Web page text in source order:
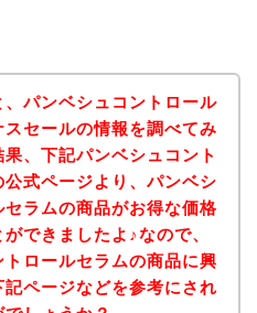
パンベシュコントロール
スセールの情報を調べてみ
果、下記パンベシュコント
公式ページより、パンベシ
セラムの商品がお得な価格
できましたよ♪なので、
ロールセラムの商品に興
ページなどを参考にされ